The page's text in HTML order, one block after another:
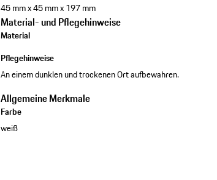
45 mm x 45 mm x 197 mm
Material- und Pflegehinweise
Material
Pflegehinweise
An einem dunklen und trockenen Ort aufbewahren.
Allgemeine Merkmale
Farbe
weiß